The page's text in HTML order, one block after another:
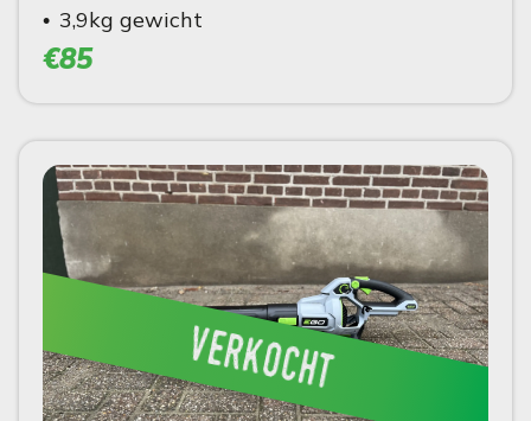
3,9kg gewicht
€85
verkocht